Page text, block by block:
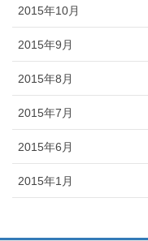
2015年10月
2015年9月
2015年8月
2015年7月
2015年6月
2015年1月